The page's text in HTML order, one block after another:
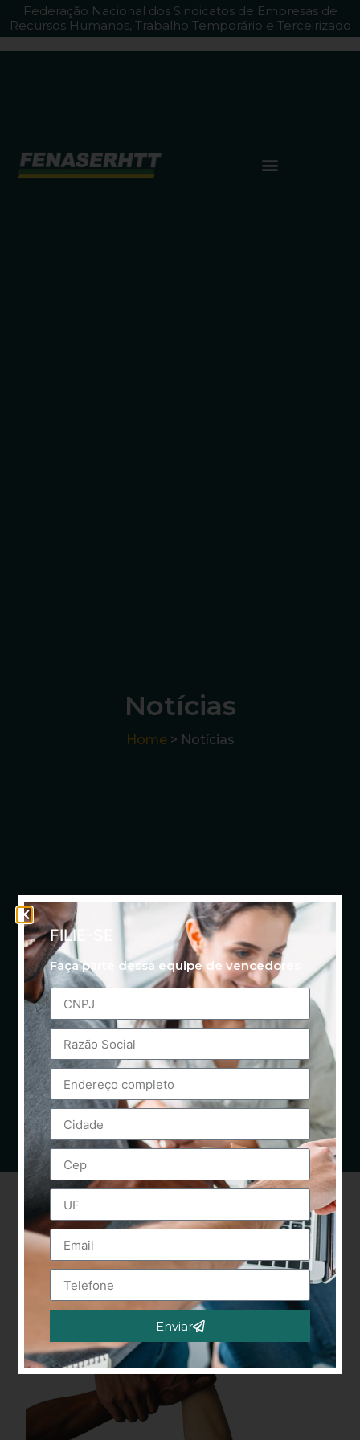
Federação Nacional dos Sindicatos de Empresas de
Recursos Humanos, Trabalho Temporário e Terceirizado
Notícias
Home > Notícias
FILIE-SE
Faça parte dessa equipe de vencedores
Enviar
Alternative: